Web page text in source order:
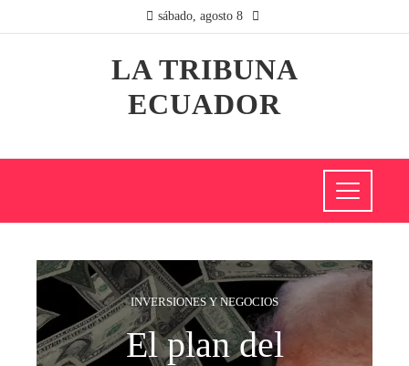
sábado, agosto 8
LA TRIBUNA
ECUADOR
INVERSIONES Y NEGOCIOS
El plan del